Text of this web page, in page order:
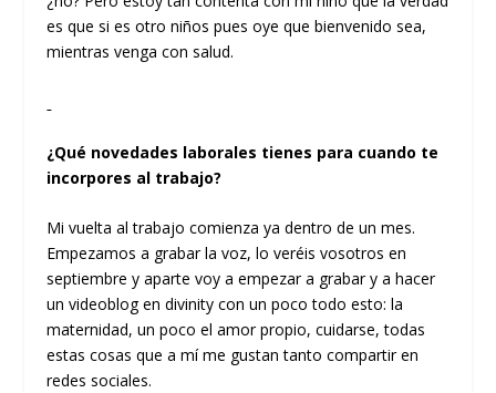
es que si es otro niños pues oye que bienvenido sea,
mientras venga con salud.
¿Qué novedades laborales tienes para cuando te
incorpores al trabajo?
Mi vuelta al trabajo comienza ya dentro de un mes.
Empezamos a grabar la voz, lo veréis vosotros en
septiembre y aparte voy a empezar a grabar y a hacer
un videoblog en divinity con un poco todo esto: la
maternidad, un poco el amor propio, cuidarse, todas
estas cosas que a mí me gustan tanto compartir en
redes sociales.